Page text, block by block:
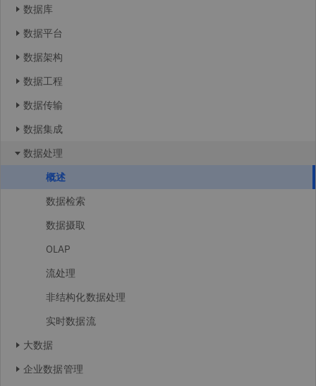
数据库
数据平台
数据架构
数据工程
数据传输
数据集成
数据处理
概述
数据检索
数据摄取
OLAP
流处理
非结构化数据处理
实时数据流
大数据
企业数据管理